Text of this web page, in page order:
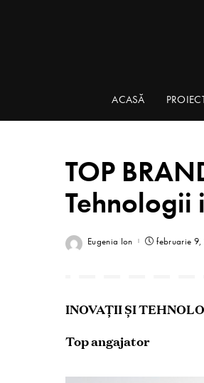
ACASĂ
TOP
Tehnologii
Eugenia Ion februarie
INOVAȚII ȘI
Top angajator